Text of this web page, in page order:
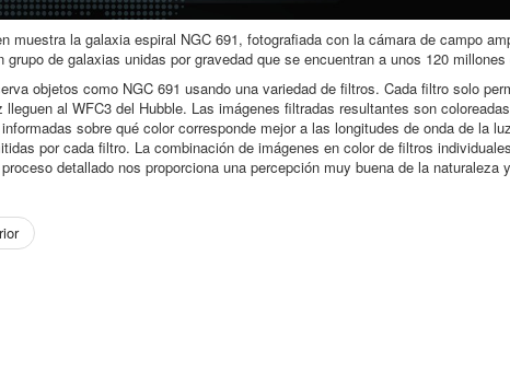
muestra la galaxia espiral NGC 691, fotografiada con la cámara de campo
grupo de galaxias unidas por gravedad que se encuentran a unos 120
objetos como NGC 691 usando una variedad de filtros. Cada filtro solo
lleguen al WFC3 del Hubble. Las imágenes filtradas resultantes son
sobre qué color corresponde mejor a las longitudes de onda de la
por cada filtro. La combinación de imágenes en color de filtros
detallado nos proporciona una percepción muy buena de la naturaleza